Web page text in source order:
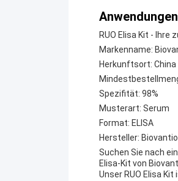
RUO Elisa Kit -
Markenname:
Herkunftsort: China
Spezifität: 98%
Musterart: Serum
Format: ELISA
Hersteller:
Suchen Sie nach
Elisa-Kit von
Unser RUO Elisa